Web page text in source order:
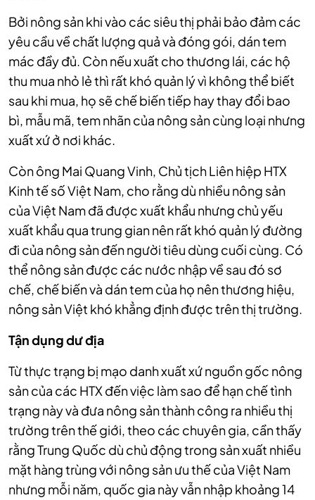
Bởi nông sản khi vào các siêu thị phải bảo đảm các
yêu cầu về chất lượng quả và đóng gói, dán tem
mác đầy đủ. Còn nếu xuất cho thương lái, các hộ
thu mua nhỏ lẻ thì rất khó quản lý vì không thể biết
sau khi mua, họ sẽ chế biến tiếp hay thay đổi bao
bì, mẫu mã, tem nhãn của nông sản cùng loại nhưng
xuất xứ ở nơi khác.
Còn ông Mai Quang Vinh, Chủ tịch Liên hiệp HTX
Kinh tế số Việt Nam, cho rằng dù nhiều nông sản
của Việt Nam đã được xuất khẩu nhưng chủ yếu
xuất khẩu qua trung gian nên rất khó quản lý đường
đi của nông sản đến người tiêu dùng cuối cùng. Có
thể nông sản được các nước nhập về sau đó sơ
chế, chế biến và dán tem của họ nên thương hiệu,
nông sản Việt khó khẳng định được trên thị trường.
Tận dụng dư địa
Từ thực trạng bị mạo danh xuất xứ nguồn gốc nông
sản của các HTX đến việc làm sao để hạn chế tình
trạng này và đưa nông sản thành công ra nhiều thị
trường trên thế giới, theo các chuyên gia, cần thấy
rằng Trung Quốc dù chủ động trong sản xuất nhiều
mặt hàng trùng với nông sản ưu thế của Việt Nam
nhưng mỗi năm, quốc gia này vẫn nhập khoảng 14